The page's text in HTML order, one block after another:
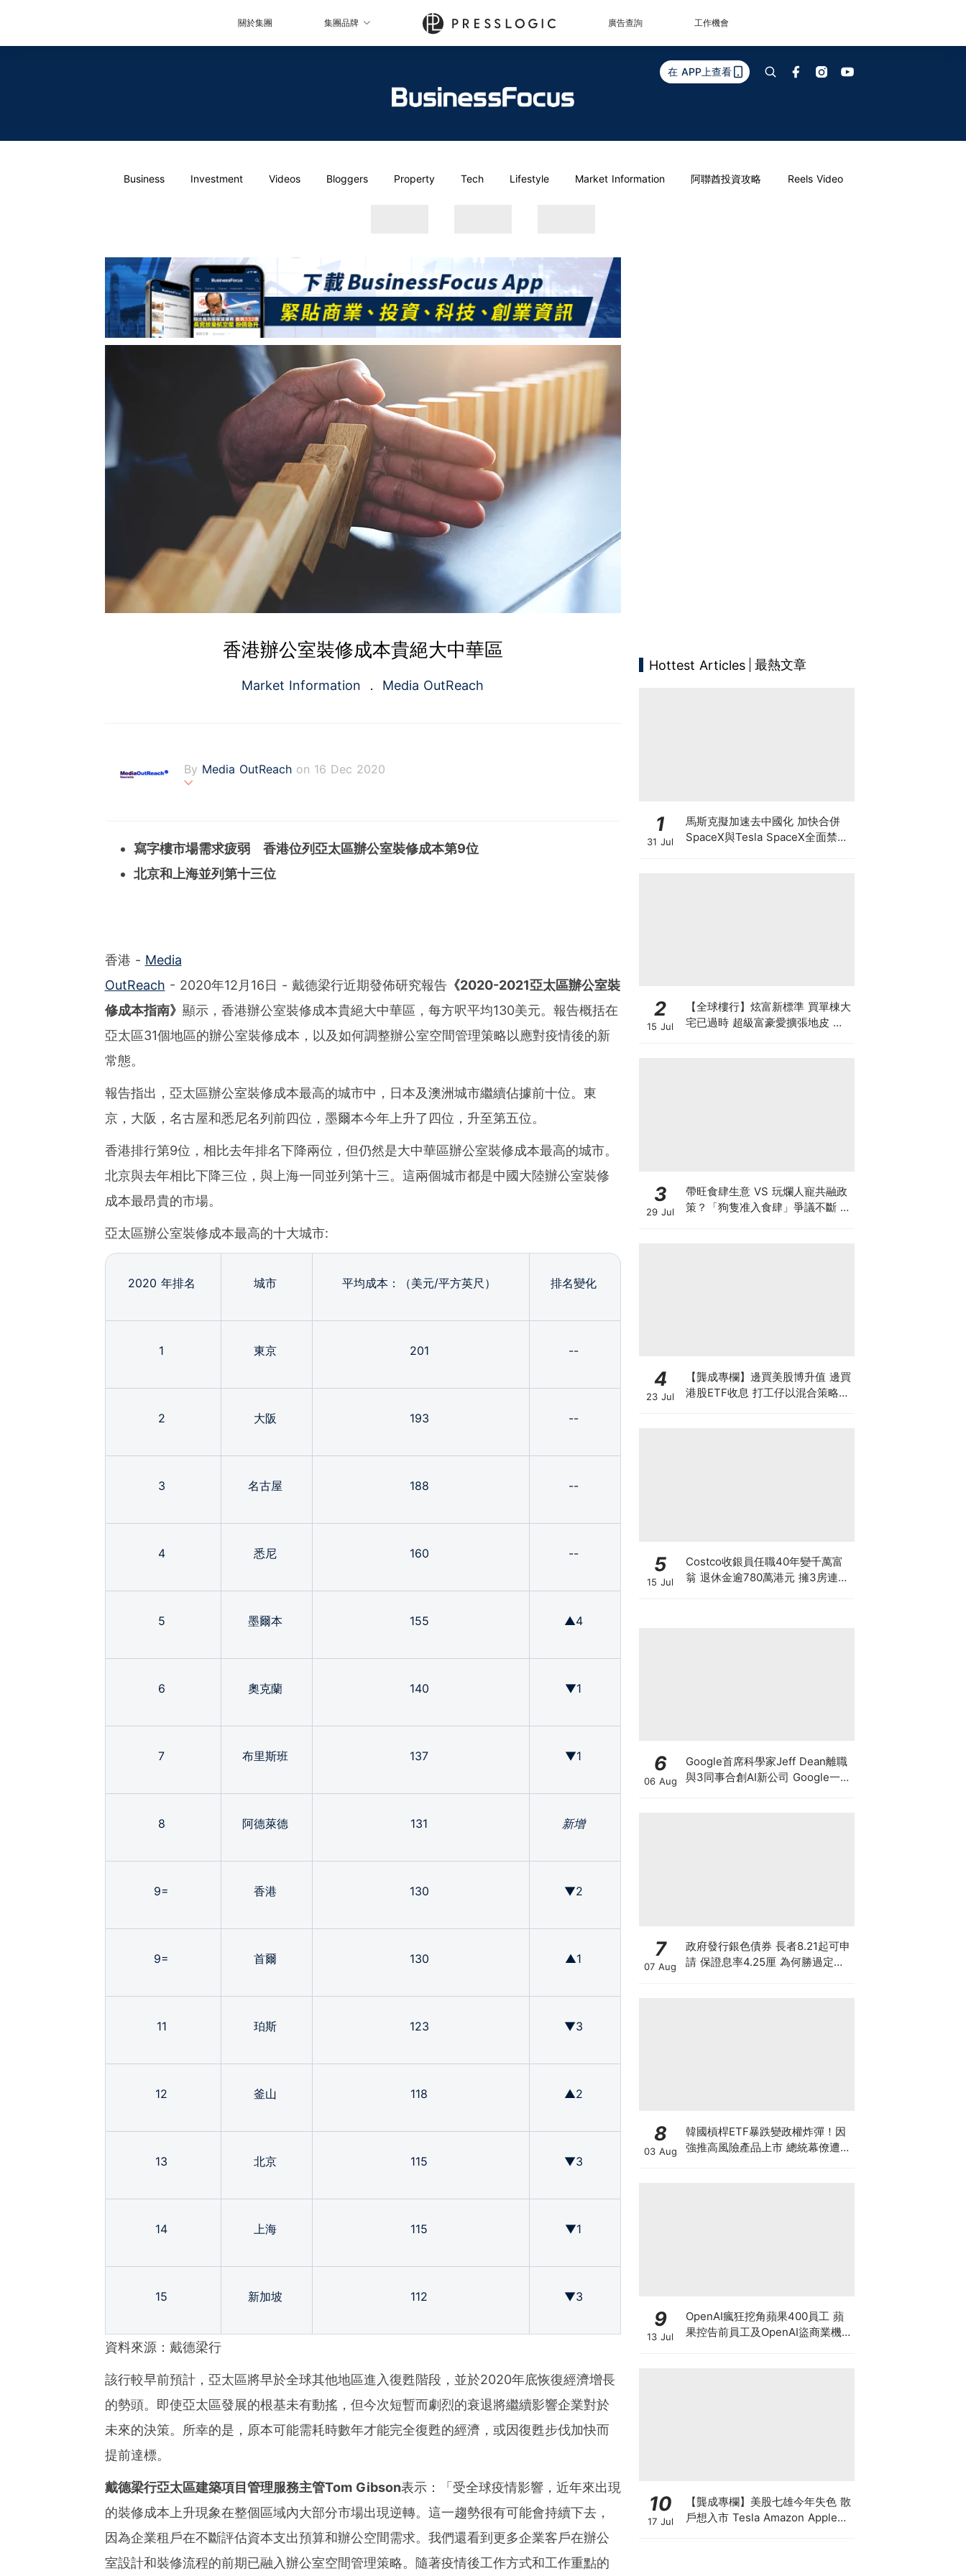
關於集團 集團品牌 廣告查詢 工作機會
在 APP上查看
Business Investment Videos Bloggers Property Tech Lifestyle Market Information 阿聯酋投資攻略 Reels Video
香港辦公室裝修成本貴絕大中華區
Market Information Media OutReach
By Media OutReach on 16 Dec 2020
onitoring with analysis service for the public relations and investors relation
s communities. Founded in 2009, the company is headquartered in Hong Ko
ng with office in Singapore.
寫字樓市場需求疲弱 香港位列亞太區辦公室裝修成本第9位
北京和上海並列第十三位
香港 - Media
OutReach - 2020年12月16日 - 戴德梁行近期發佈研究報告《2020-2021亞太區辦公室裝
修成本指南》 顯示，香港辦公室裝修成本貴絕大中華區，每方呎平均130美元。報告概括在
亞太區31個地區的辦公室裝修成本，以及如何調整辦公室空間管理策略以應對疫情後的新
常態。
報告指出，亞太區辦公室裝修成本最高的城市中，日本及澳洲城市繼續佔據前十位。東
京，大阪，名古屋和悉尼名列前四位，墨爾本今年上升了四位，升至第五位。
香港排行第9位，相比去年排名下降兩位，但仍然是大中華區辦公室裝修成本最高的城市。
北京與去年相比下降三位，與上海一同並列第十三。這兩個城市都是中國大陸辦公室裝修
成本最昂貴的市場。
亞太區辦公室裝修成本最高的十大城市:
2020 年排名 城市 平均成本：（美元/平方英尺） 排名變化
1 東京 201 --
2 大阪 193 --
3 名古屋 188 --
4 悉尼 160 --
5 墨爾本 155 ▲4
6 奧克蘭 140 ▼1
7 布里斯班 137 ▼1
8 阿德萊德 131 新增
9= 香港 130 ▼2
9= 首爾 130 ▲1
11 珀斯 123 ▼3
12 釜山 118 ▲2
13 北京 115 ▼3
14 上海 115 ▼1
15 新加坡 112 ▼3
資料來源：戴德梁行
該行較早前預計，亞太區將早於全球其他地區進入復甦階段，並於2020年底恢復經濟增長
的勢頭。即使亞太區發展的根基未有動搖，但今次短暫而劇烈的衰退將繼續影響企業對於
未來的決策。所幸的是，原本可能需耗時數年才能完全復甦的經濟，或因復甦步伐加快而
提前達標。
戴德梁行亞太區建築項目管理服務主管Tom Gibson表示：「受全球疫情影響，近年來出現
的裝修成本上升現象在整個區域內大部分市場出現逆轉。這一趨勢很有可能會持續下去，
因為企業租戶在不斷評估資本支出預算和辦公空間需求。我們還看到更多企業客戶在辦公
室設計和裝修流程的前期已融入辦公室空間管理策略。隨著疫情後工作方式和工作重點的
Hottest Articles 最熱文章
1
31 Jul
馬斯克擬加速去中國化 加快合併
SpaceX與Tesla SpaceX全面禁止
2
15 Jul
【全球樓行】炫富新標準 買單棟大
宅已過時 超級富豪愛擴張地皮 建
3
29 Jul
帶旺食肆生意 VS 玩爛人寵共融政
策？「狗隻准入食肆」爭議不斷 業
4
23 Jul
【龔成專欄】邊買美股博升值 邊買
港股ETF收息 打工仔以混合策略投
5
15 Jul
Costco收銀員任職40年變千萬富
翁 退休金逾780萬港元 擁3房連泳
6
06 Aug
Google首席科學家Jeff Dean離職
與3同事合創AI新公司 Google一夜
7
07 Aug
政府發行銀色債券 長者8.21起可申
請 保證息率4.25厘 為何勝過定存
8
03 Aug
韓國槓桿ETF暴跌變政權炸彈！因
強推高風險產品上市 總統幕僚遭刑
9
13 Jul
OpenAI瘋狂挖角蘋果400員工 蘋
果控告前員工及OpenAI盜商業機
10
17 Jul
【龔成專欄】美股七雄今年失色 散
戶想入市 Tesla Amazon Apple誰